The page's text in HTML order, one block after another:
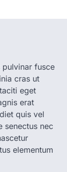
2026
सरकार द्वारा
के नेतृत्व में
fusce
cras ut
eget
erat
quis vel
senectus nec
elementum